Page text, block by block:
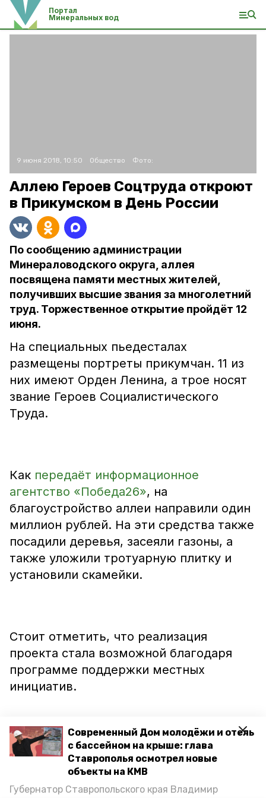
Современный Дом молодёжи и отель
с бассейном на крыше: глава
Ставрополья осмотрел новые
объекты на КМВ
Губернатор Ставропольского края Владимир
Портал
Минеральных вод
9 июня 2018, 10:50 Общество Фото:
Аллею Героев Соцтруда откроют
в Прикумском в День России
По сообщению администрации
Минераловодского округа, аллея
посвящена памяти местных жителей,
получивших высшие звания за многолетний
труд. Торжественное открытие пройдёт 12
июня.
На специальных пьедесталах
размещены портреты прикумчан. 11 из
них имеют Орден Ленина, а трое носят
звание Героев Социалистического
Труда.
Как передаёт информационное
агентство «Победа26», на
благоустройство аллеи направили один
миллион рублей. На эти средства также
посадили деревья, засеяли газоны, а
также уложили тротуарную плитку и
установили скамейки.
Стоит отметить, что реализация
проекта стала возможной благодаря
программе поддержки местных
инициатив.
Ранее сообщалось, что в Марьиных
Колодцах Минераловодского
городского округа